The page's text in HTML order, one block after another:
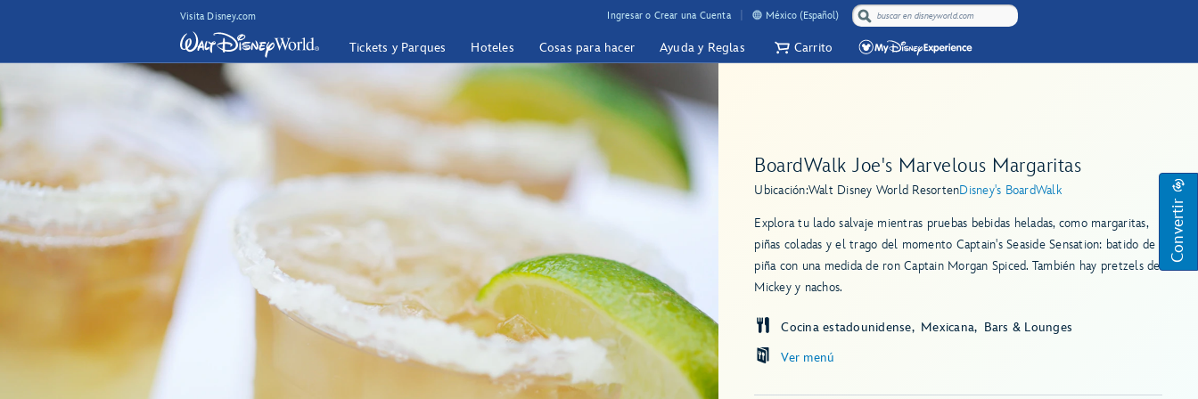
Visita Disney.com Ingresar o Crear una Cuenta México (Español)
Tickets y Parques Hoteles Cosas para hacer Ayuda y Reglas Carrito
Convertir
BoardWalk Joe's Marvelous Margaritas
Ubicación:Walt Disney World ResortenDisney's BoardWalk
Explora tu lado salvaje mientras pruebas bebidas heladas, como margaritas,
piñas coladas y el trago del momento Captain's Seaside Sensation: batido de
piña con una medida de ron Captain Morgan Spiced. También hay pretzels de
Mickey y nachos.
Ver menú
Cocina estadounidense Mexicana Bars & Lounges